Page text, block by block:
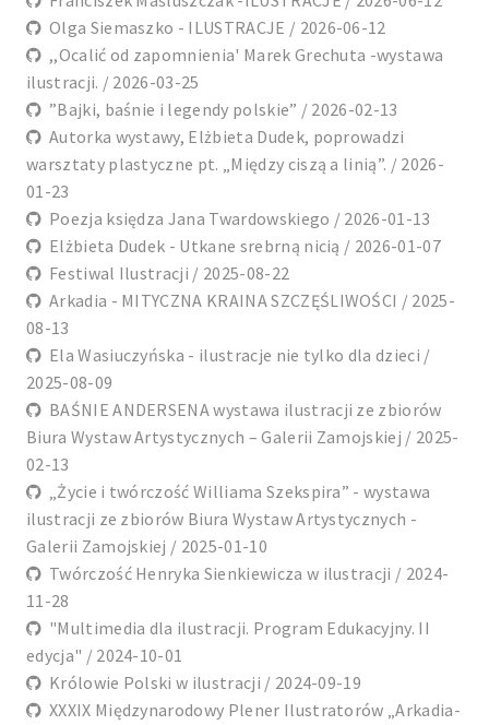
Olga Siemaszko - ILUSTRACJE / 2026-06-12
,,Ocalić od zapomnienia' Marek Grechuta -wystawa
ilustracji. / 2026-03-25
”Bajki, baśnie i legendy polskie” / 2026-02-13
Autorka wystawy, Elżbieta Dudek, poprowadzi
warsztaty plastyczne pt. „Między ciszą a linią”. / 2026-
01-23
Poezja księdza Jana Twardowskiego / 2026-01-13
Elżbieta Dudek - Utkane srebrną nicią / 2026-01-07
Festiwal Ilustracji / 2025-08-22
Arkadia - MITYCZNA KRAINA SZCZĘŚLIWOŚCI / 2025-
08-13
Ela Wasiuczyńska - ilustracje nie tylko dla dzieci /
2025-08-09
BAŚNIE ANDERSENA wystawa ilustracji ze zbiorów
Biura Wystaw Artystycznych – Galerii Zamojskiej / 2025-
02-13
„Życie i twórczość Williama Szekspira” - wystawa
ilustracji ze zbiorów Biura Wystaw Artystycznych -
Galerii Zamojskiej / 2025-01-10
Twórczość Henryka Sienkiewicza w ilustracji / 2024-
11-28
"Multimedia dla ilustracji. Program Edukacyjny. II
edycja" / 2024-10-01
Królowie Polski w ilustracji / 2024-09-19
XXXIX Międzynarodowy Plener Ilustratorów „Arkadia-